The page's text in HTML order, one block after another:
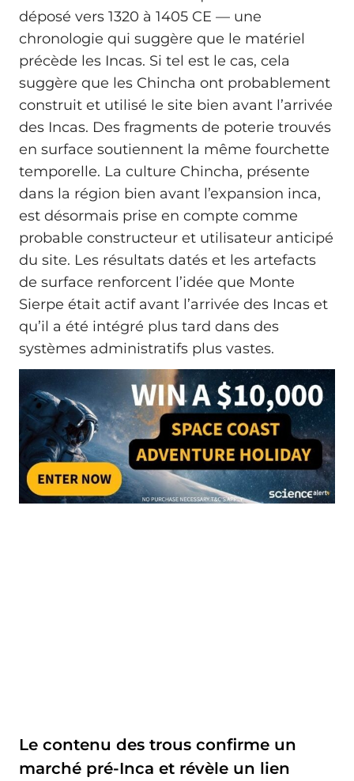
déposé vers 1320 à 1405 CE — une
chronologie qui suggère que le matériel
précède les Incas. Si tel est le cas, cela
suggère que les Chincha ont probablement
construit et utilisé le site bien avant l’arrivée
des Incas. Des fragments de poterie trouvés
en surface soutiennent la même fourchette
temporelle. La culture Chincha, présente
dans la région bien avant l’expansion inca,
est désormais prise en compte comme
probable constructeur et utilisateur anticipé
du site. Les résultats datés et les artefacts
de surface renforcent l’idée que Monte
Sierpe était actif avant l’arrivée des Incas et
qu’il a été intégré plus tard dans des
systèmes administratifs plus vastes.
Le contenu des trous confirme un
marché pré-Inca et révèle un lien